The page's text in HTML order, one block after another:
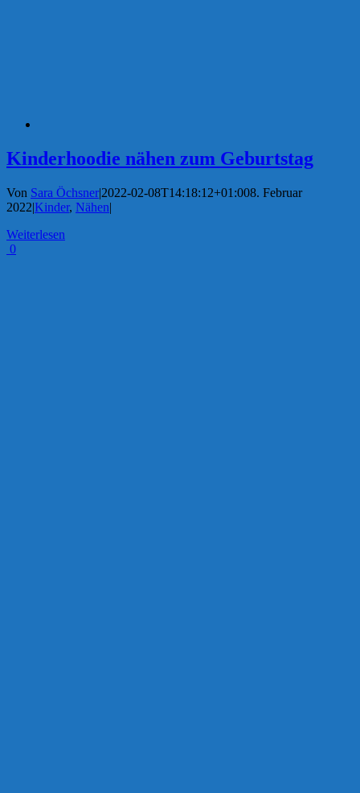
Kinderhoodie nähen zum Geburtstag
Von Sara Öchsner|2022-02-08T14:18:12+01:008. Februar
2022|Kinder, Nähen|
Weiterlesen
0